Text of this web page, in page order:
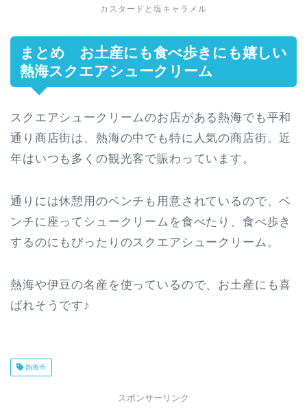
カスタードと塩キャラメル
まとめ お土産にも食べ歩きにも嬉しい
熱海スクエアシュークリーム
スクエアシュークリームのお店がある熱海でも平和
通り商店街は、熱海の中でも特に人気の商店街。近
年はいつも多くの観光客で賑わっています。
通りには休憩用のベンチも用意されているので、ベ
ンチに座ってシュークリームを食べたり、食べ歩き
するのにもぴったりのスクエアシュークリーム。
熱海や伊豆の名産を使っているので、お土産にも喜
ばれそうです♪
熱海市
スポンサーリンク